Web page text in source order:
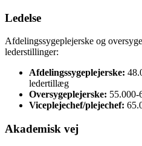
Ledelse
Afdelingssygeplejerske og
lederstillinger:
Afdelingssygeplejerske:
ledertillæg
Oversygeplejerske: 55.000-
Viceplejechef/plejechef:
Akademisk vej